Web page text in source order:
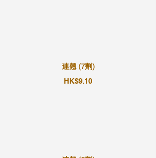
連翹 (7劑)
HK$9.10